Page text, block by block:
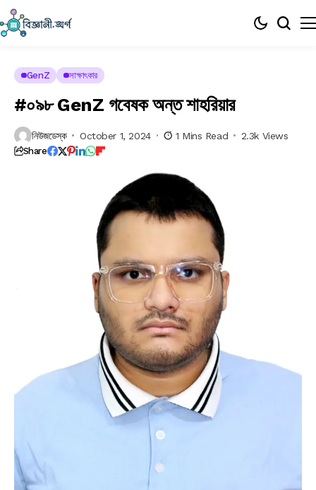
GenZ সাক্ষাৎকার
#০৯৮ GenZ গবেষক অন্ত শাহরিয়ার
নিউজডেস্ক October 1, 2024 1 Mins Read 2.3k Views
Share